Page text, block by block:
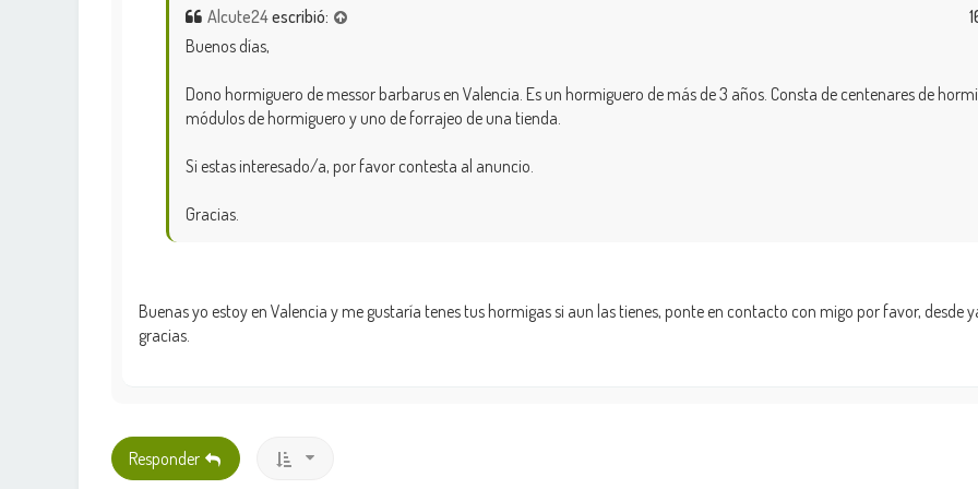
Alcute24escribió:
Buenos días,
Dono hormiguero de messor barbarus en Valencia. Es un hormiguero de más de 3 años. Consta de centenares de
módulos de hormiguero y uno de forrajeo de una tienda.
Si estas interesado/a, por favor contesta al anuncio.
Gracias.
Buenas yo estoy en Valencia y me gustaría tenes tus hormigas si aun las tienes, ponte en contacto con migo por favor, desde
gracias.
Responder